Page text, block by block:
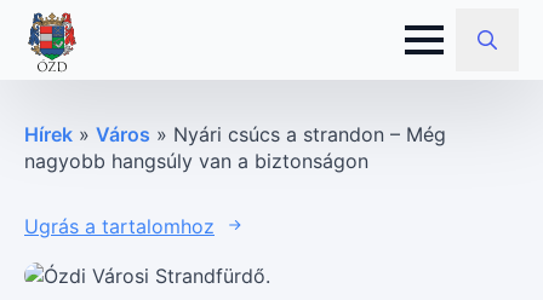
Search
Hírek » Város » Nyári csúcs a strandon – Még
nagyobb hangsúly van a biztonságon
Ugrás a tartalomhoz